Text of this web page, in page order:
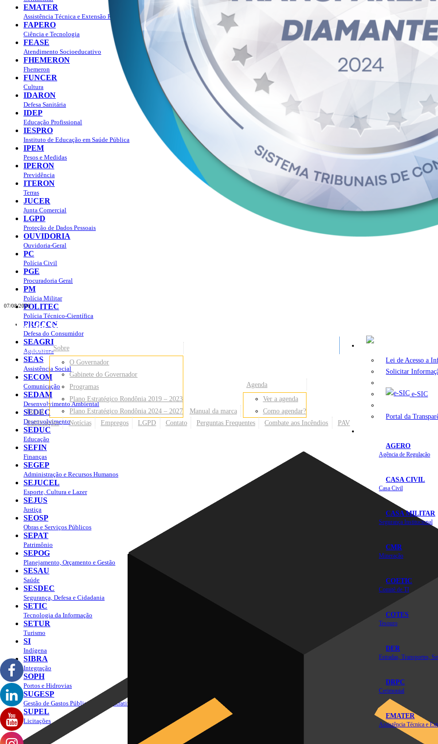
07/08/2026
Portal do Governo do
Governode Rondônia
Lei de Acesso a
Solicitar
e-SIC
Portal da
AGERO
Agência de Regulação
CASA CIVIL
Casa Civil
CASA MILITAR
Segurança Institucional
CMR
Mineração
COETIC
Comitê de TI
COTES
Tesouro
DER
DRPC
Cerimonial
EMATER
Portal
Sobre
O Governador
Gabinete do Governador
Programas
Plano Estratégico Rondônia 2019 – 2023
Plano Estratégico Rondônia 2024 – 2027
Manual da marca
Agenda
Ver a agenda
Como agendar?
Publicações
Notícias Empregos LGPD Contato Perguntas Frequentes Combate aos Incêndios PAV
EMATER
Assistência Técnica e Extensão Rural
FAPERO
Ciência e Tecnologia
FEASE
Atendimento Socioeducativo
FHEMERON
Fhemeron
FUNCER
Cultura
IDARON
Defesa Sanitária
IDEP
Educação Profissional
IESPRO
Instituto de Educação em Saúde Pública
IPEM
Pesos e Medidas
IPERON
Previdência
ITERON
Terras
JUCER
Junta Comercial
LGPD
Proteção de Dados Pessoais
OUVIDORIA
Ouvidoria-Geral
PC
Polícia Civil
PGE
Procuradoria Geral
PM
Polícia Militar
POLITEC
Polícia Técnico-Científica
PROCON
Defesa do Consumidor
SEAGRI
Agricultura
SEAS
Assistência Social
SECOM
Comunicação
SEDAM
Desenvolvimento Ambiental
SEDEC
Desenvolvimento
SEDUC
Educação
SEFIN
Finanças
SEGEP
Administração e Recursos Humanos
SEJUCEL
Esporte, Cultura e Lazer
SEJUS
Justiça
SEOSP
Obras e Serviços Públicos
SEPAT
Patrimônio
SEPOG
Planejamento, Orçamento e Gestão
SESAU
Saúde
SESDEC
Segurança, Defesa e Cidadania
SETIC
Tecnologia da Informação
SETUR
Turismo
SI
Indígena
SIBRA
Integração
SOPH
Portos e Hidrovias
SUGESP
Gestão de Gastos Públicos Administrativos
SUPEL
Licitações